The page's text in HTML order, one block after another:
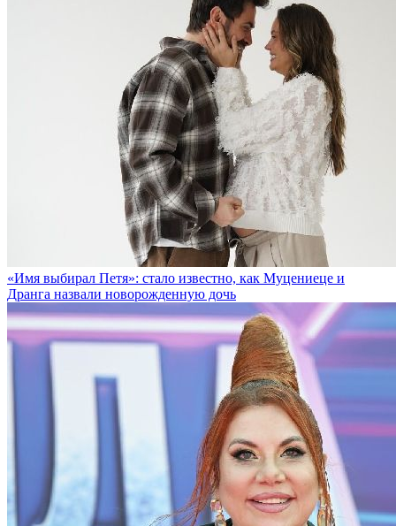
«Имя выбирал Петя»: стало известно, как Муцениеце и
Дранга назвали новорожденную дочь